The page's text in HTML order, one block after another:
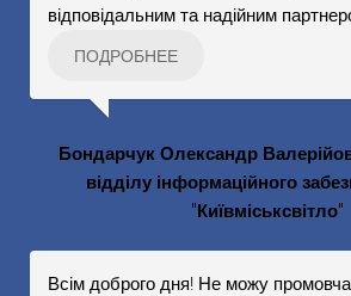
відповідальним та надійним
ПОДРОБНЕЕ
Бондарчук Олександр
відділу інформаційного
"Київміськсвітло"
Всім доброго дня! Не можу